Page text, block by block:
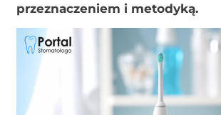
przeznaczeniem i metodyką.